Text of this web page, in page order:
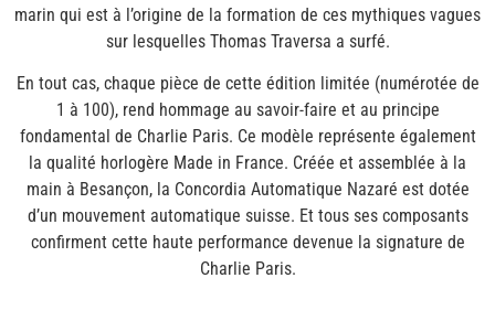
marin qui est à l’origine de la formation de ces mythiques vagues
sur lesquelles Thomas Traversa a surfé.
En tout cas, chaque pièce de cette édition limitée (numérotée de
1 à 100), rend hommage au savoir-faire et au principe
fondamental de Charlie Paris. Ce modèle représente également
la qualité horlogère Made in France. Créée et assemblée à la
main à Besançon, la Concordia Automatique Nazaré est dotée
d’un mouvement automatique suisse. Et tous ses composants
confirment cette haute performance devenue la signature de
Charlie Paris.